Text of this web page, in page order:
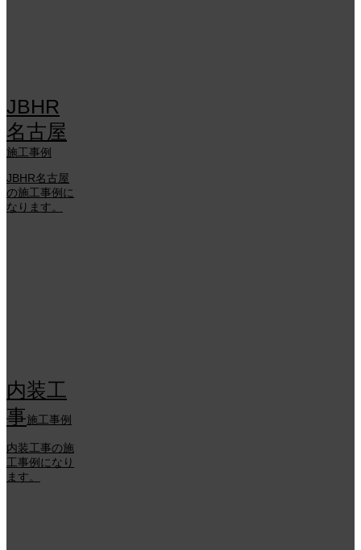
JBHR
名古屋
施工事例
JBHR名古屋
の施工事例に
なります。
内装工
事施工事例
内装工事の施
工事例になり
ます。